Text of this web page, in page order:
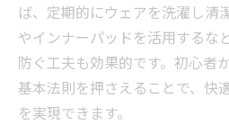
ライド後のケアで差がつ
ロードバイク後に行
シャワー後の保湿で
冬のライド後におすす
ば、定期的にウェアを洗濯し清
やインナーパッドを活用するな
防ぐ工夫も効果的です。初心者
基本法則を押さえることで、快
を実現できます。